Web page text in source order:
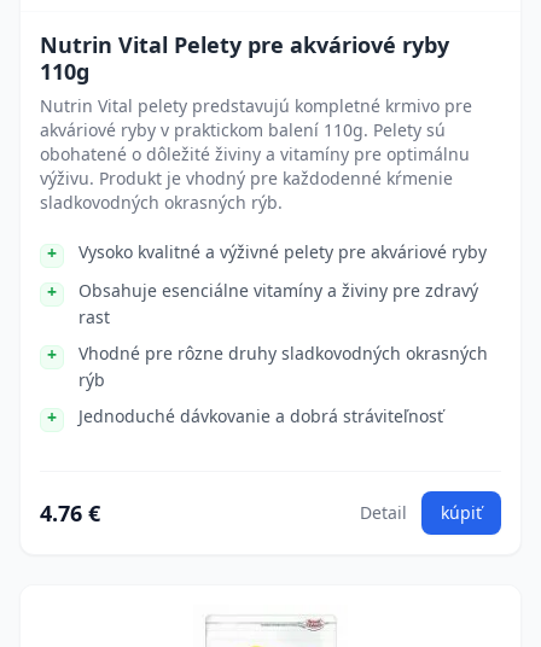
Nutrin Vital Pelety pre akváriové ryby
110g
Nutrin Vital pelety predstavujú kompletné krmivo pre
akváriové ryby v praktickom balení 110g. Pelety sú
obohatené o dôležité živiny a vitamíny pre optimálnu
výživu. Produkt je vhodný pre každodenné kŕmenie
sladkovodných okrasných rýb.
Vysoko kvalitné a výživné pelety pre akváriové ryby
Obsahuje esenciálne vitamíny a živiny pre zdravý
rast
Vhodné pre rôzne druhy sladkovodných okrasných
rýb
Jednoduché dávkovanie a dobrá stráviteľnosť
4.76 € Detail kúpiť